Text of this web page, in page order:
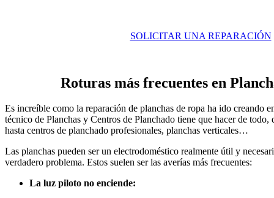
SOLICITAR UNA REPARACIÓN
Roturas más frecuentes en
Es increíble como la reparación de planchas de ropa ha ido creando
técnico de Planchas y Centros de Planchado tiene que hacer de todo,
hasta centros de planchado profesionales, planchas verticales…
Las planchas pueden ser un electrodoméstico realmente útil y
verdadero problema. Estos suelen ser las averías más frecuentes:
La luz piloto no enciende: